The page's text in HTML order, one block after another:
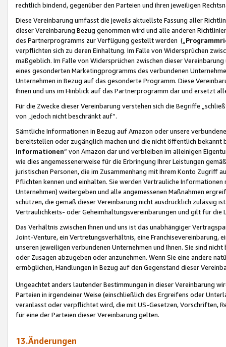
rechtlich bindend, gegenüber den Parteien und ihren jeweiligen
Diese Vereinbarung umfasst die jeweils aktuellste Fassung aller
dieser Vereinbarung Bezug genommen wird und alle anderen
des Partnerprogramms zur Verfügung gestellt werden („
verpflichten sich zu deren Einhaltung. Im Falle von Widersprüchen
maßgeblich. Im Falle von Widersprüchen zwischen dieser
eines gesonderten Marketingprogramms des verbundenen
Unternehmen in Bezug auf das gesonderte Programm. Diese
Ihnen und uns im Hinblick auf das Partnerprogramm dar und ersetzt
Für die Zwecke dieser Vereinbarung verstehen sich die Begriffe
von „jedoch nicht beschränkt auf“.
Sämtliche Informationen in Bezug auf Amazon oder unsere
bereitstellen oder zugänglich machen und die nicht öffentlich
Informationen“ von Amazon dar und verbleiben im alleinigen
wie dies angemessenerweise für die Erbringung Ihrer Leistungen
juristischen Personen, die im Zusammenhang mit Ihrem Konto
Pflichten kennen und einhalten. Sie werden Vertrauliche
Unternehmen) weitergeben und alle angemessenen Maßnahmen
schützen, die gemäß dieser Vereinbarung nicht ausdrücklich zulässig
Vertraulichkeits- oder Geheimhaltungsvereinbarungen und gilt für die
Das Verhältnis zwischen Ihnen und uns ist das unabhängiger
Joint-Venture, ein Vertretungsverhältnis, eine Franchisevereinbarung,
unseren jeweiligen verbundenen Unternehmen und Ihnen. Sie sind
oder Zusagen abzugeben oder anzunehmen. Wenn Sie eine andere
ermöglichen, Handlungen in Bezug auf den Gegenstand dieser
Ungeachtet anders lautender Bestimmungen in dieser Vereinbarung
Parteien in irgendeiner Weise (einschließlich des Ergreifens oder
veranlasst oder verpflichtet wird, die mit US-Gesetzen, Vorschriften,
für eine der Parteien dieser Vereinbarung gelten.
13.Änderungen